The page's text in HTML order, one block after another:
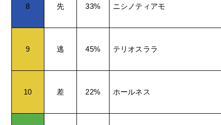
8 先 33% ニシノティアモ
9 逃 45% テリオスララ
10 差 22% ホールネス